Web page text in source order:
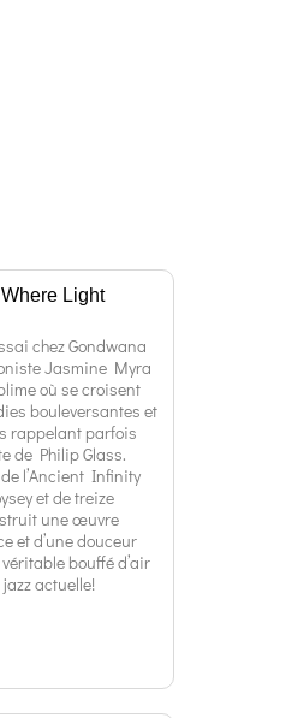
Light
chez Gondwana
Jasmine Myra
où se croisent
bouleversantes et
rappelant parfois
de Philip Glass.
l’Ancient Infinity
et de treize
une œuvre
et d’une douceur
bouffé d’air
actuelle!